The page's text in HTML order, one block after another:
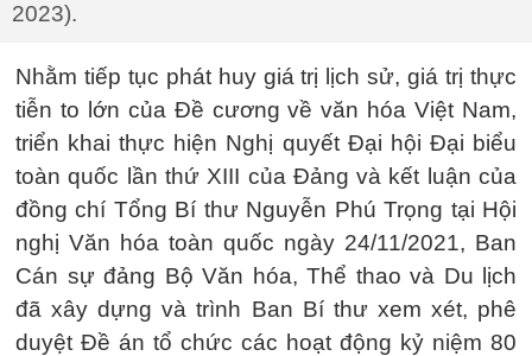
2023).
Nhằm tiếp tục phát huy giá trị lịch sử, giá trị thực
tiễn to lớn của Đề cương về văn hóa Việt Nam,
triển khai thực hiện Nghị quyết Đại hội Đại biểu
toàn quốc lần thứ XIII của Đảng và kết luận của
đồng chí Tổng Bí thư Nguyễn Phú Trọng tại Hội
nghị Văn hóa toàn quốc ngày 24/11/2021, Ban
Cán sự đảng Bộ Văn hóa, Thể thao và Du lịch
đã xây dựng và trình Ban Bí thư xem xét, phê
duyệt Đề án tổ chức các hoạt động kỷ niệm 80